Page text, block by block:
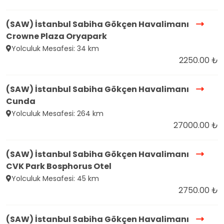
(SAW) İstanbul Sabiha Gökçen Havalimanı
Crowne Plaza Oryapark
Yolculuk Mesafesi: 34 km
2250.00 ₺
(SAW) İstanbul Sabiha Gökçen Havalimanı
Cunda
Yolculuk Mesafesi: 264 km
27000.00 ₺
(SAW) İstanbul Sabiha Gökçen Havalimanı
CVK Park Bosphorus Otel
Yolculuk Mesafesi: 45 km
2750.00 ₺
(SAW) İstanbul Sabiha Gökçen Havalimanı